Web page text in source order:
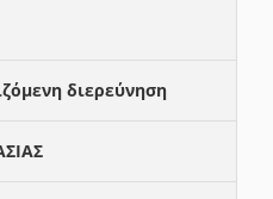
διερεύνηση